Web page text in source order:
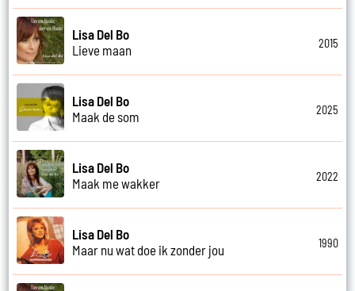
Lisa Del Bo
Lieve maan
2015
Lisa Del Bo
Maak de som
2025
Lisa Del Bo
Maak me wakker
2022
Lisa Del Bo
Maar nu wat doe ik zonder jou
1990